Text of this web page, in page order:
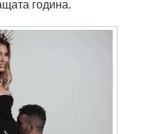
година.